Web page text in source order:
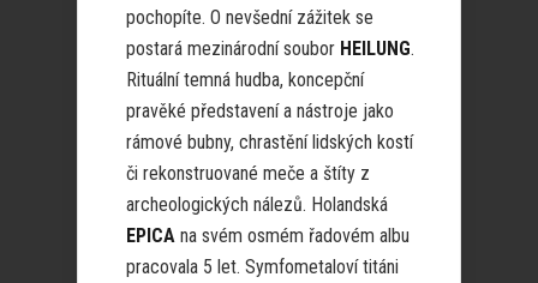
pochopíte. O nevšední zážitek se
postará mezinárodní soubor HEILUNG.
Rituální temná hudba, koncepční
pravěké představení a nástroje jako
rámové bubny, chrastění lidských kostí
či rekonstruované meče a štíty z
archeologických nálezů. Holandská
EPICA na svém osmém řadovém albu
pracovala 5 let. Symfometaloví titáni